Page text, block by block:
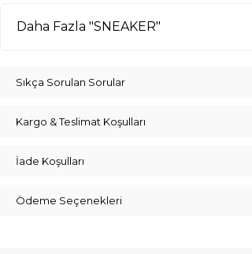
Daha Fazla "SNEAKER"
Sıkça Sorulan Sorular
Kargo & Teslimat Koşulları
İade Koşulları
Ödeme Seçenekleri